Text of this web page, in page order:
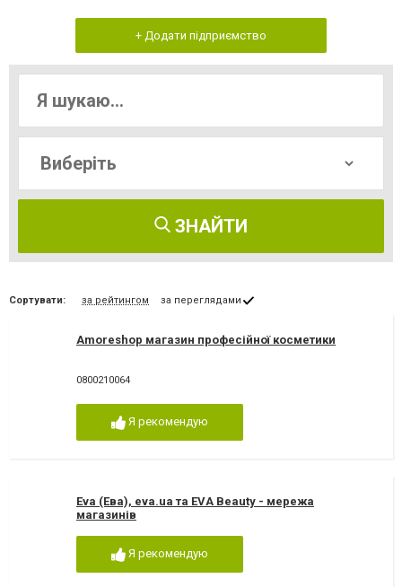
+ Додати підприємство
ЗНАЙТИ
Сортувати: за рейтингом за переглядами
Amoreshop магазин професійної косметики
0800210064
Я рекомендую
Eva (Ева), eva.ua та EVA Beauty - мережа
магазинів
Я рекомендую